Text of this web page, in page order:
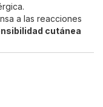
a las reacciones
cutánea